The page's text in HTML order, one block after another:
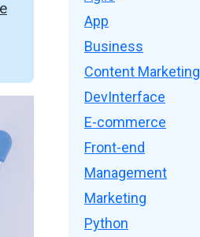
App
Business
Content Marketing
DevInterface
E-commerce
Front-end
Management
Marketing
Python